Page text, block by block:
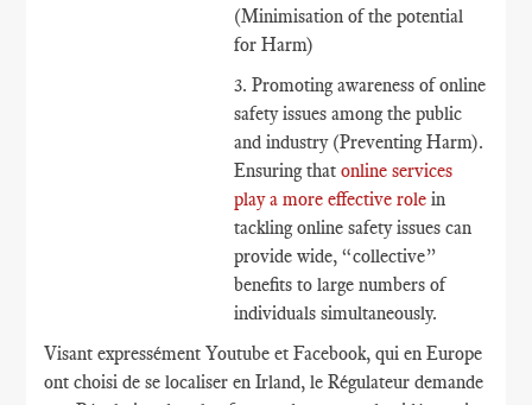
(Minimisation of the potential
for Harm)
3. Promoting awareness of online
safety issues among the public
and industry (Preventing Harm).
Ensuring thatonline services
play a more effective role in
tackling online safety issues can
provide wide, “collective”
benefits to large numbers of
individuals simultaneously.
Visant expressément Youtube et Facebook, qui en Europe
ont choisi de se localiser en Irland, le Régulateur demande